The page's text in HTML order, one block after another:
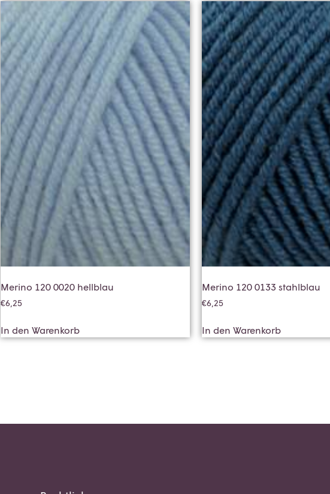
Merino 120 0020 hellblau
€6,25
In den Warenkorb
Merino 120 0133 stahlblau
€6,25
In den Warenkorb